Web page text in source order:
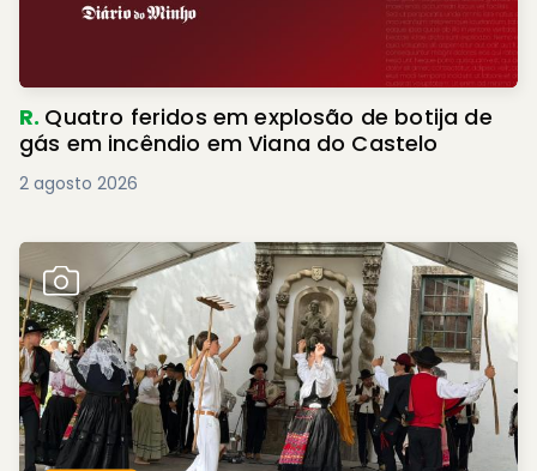
R. Quatro feridos em explosão de botija de
gás em incêndio em Viana do Castelo
2 agosto 2026